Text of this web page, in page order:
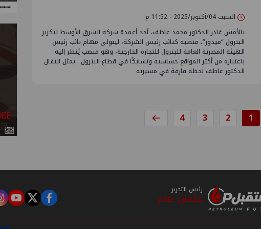
السبت 04/أكتوبر/2025 - 11:52 م
بالأمس غادر الدكتور محمد عاطف، أحد أعمدة شركة الشرق الأوسط لتكرير
البترول “ميدور”، منصبه كنائب رئيس الشركة، ليتولى مهام نائب رئيس
الهيئة المصرية العامة للبترول للتجارة الخارجية، وهو منصب يُنظر إليه
باعتباره من أكثر المواقع حساسية وتشابكًا في قطاع البترول . يمثل انتقال
الدكتور عاطف لحظة فارقة في مسيرته
1
2
3
4
رئيس التحرير
عثمان علام facebook
twitter